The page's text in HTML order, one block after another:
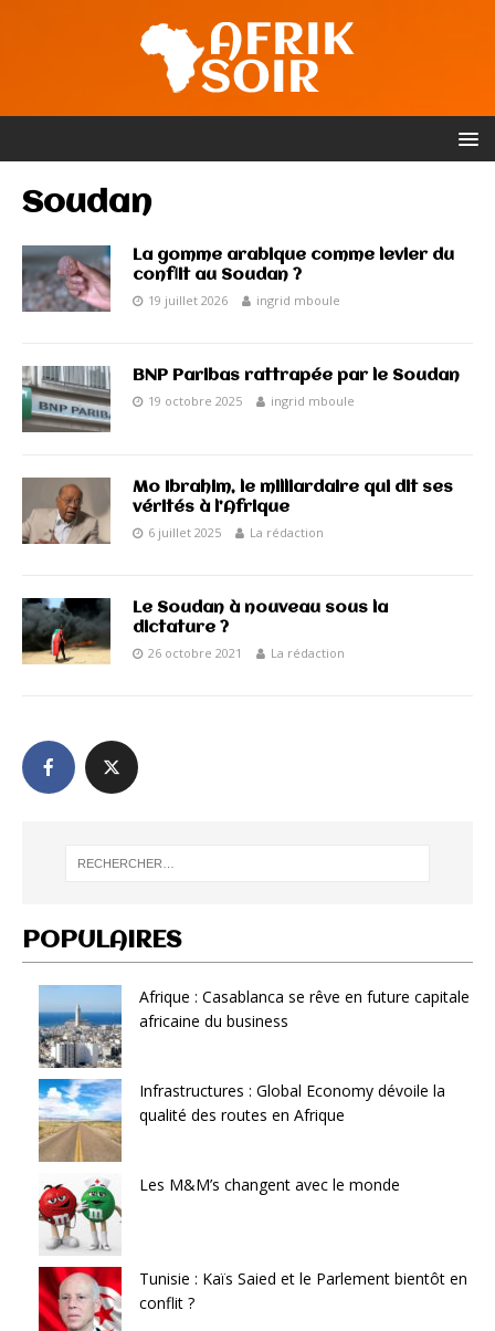
Soudan
La gomme arabique comme levier du
conflit au Soudan ?
19 juillet 2026 ingrid mboule
BNP Paribas rattrapée par le Soudan
19 octobre 2025 ingrid mboule
Mo Ibrahim, le milliardaire qui dit ses
vérités à l’Afrique
6 juillet 2025 La rédaction
Le Soudan à nouveau sous la
dictature ?
26 octobre 2021 La rédaction
POPULAIRES
Afrique : Casablanca se rêve en future capitale
africaine du business
Infrastructures : Global Economy dévoile la
qualité des routes en Afrique
Les M&M’s changent avec le monde
Tunisie : Kaïs Saied et le Parlement bientôt en
conflit ?